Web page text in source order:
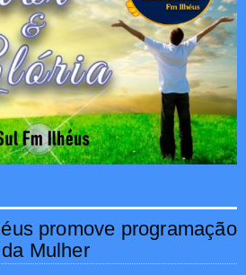
promove programação
Mulher